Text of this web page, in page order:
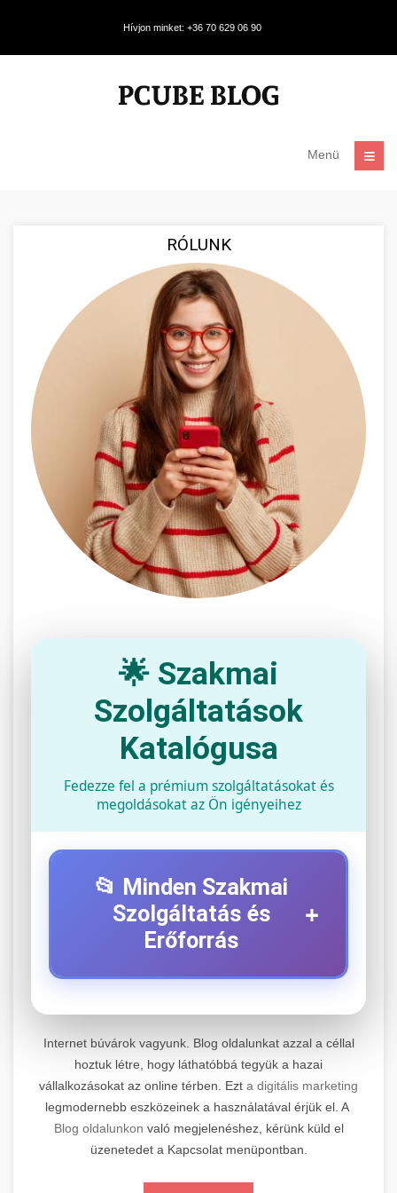
Hívjon minket: +36 70 629 06 90
Menü
RÓLUNK
🌟 Szakmai
Szolgáltatások
Katalógusa
Fedezze fel a prémium szolgáltatásokat és
megoldásokat az Ön igényeihez
📂 Minden Szakmai
Szolgáltatás és
Erőforrás
+
+
Professzionális elektromos roller javítási és
karbantartási szolgáltatások. Szakértő
technikusaink minőségi szervízt nyújtanak
minden jelentős márkához és modellhez.
Szervizközpont Látogatása
📊 2. Online Marketing
Ügynökség
+
Átfogó online marketing szolgáltatások,
beleértve a SEO-t, közösségi média kezelést és
Internet búvárok vagyunk. Blog oldalunkat azzal a céllal
hoztuk létre, hogy láthatóbbá tegyük a hazai
vállalkozásokat az online térben. Ezt a digitális marketing
legmodernebb eszközeinek a használatával érjük el. A
Blog oldalunkon való megjelenéshez, kérünk küld el
üzenetedet a Kapcsolat menüpontban.